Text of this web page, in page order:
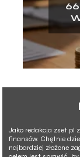
Jako redakcja zset.pl
finansów. Chętnie
najbardziej złożone